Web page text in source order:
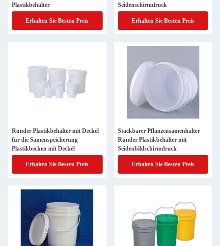
Plastikbehälter
Erhalten Sie Besten Preis
Seidenschirmdruck
Erhalten Sie Besten Preis
Runder Plastikbehälter mit Deckel
für die Samenspeicherung
Plastikbecken mit Deckel
Erhalten Sie Besten Preis
Stackbarer Pflanzensamenhalter
Runder Plastikbehälter mit
Seidenbildschirmdruck
Erhalten Sie Besten Preis